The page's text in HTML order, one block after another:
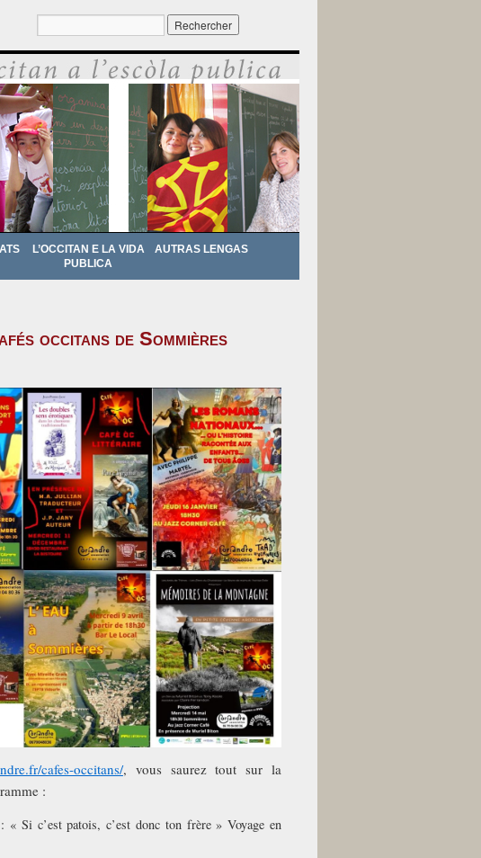
L’OCCITAN E LA VIDA
PUBLICA
AUTRAS LENGAS
occitans de Sommières
cafes-occitans/, vous saurez tout sur la
:
Si c’est patois, c’est donc ton frère » Voyage en